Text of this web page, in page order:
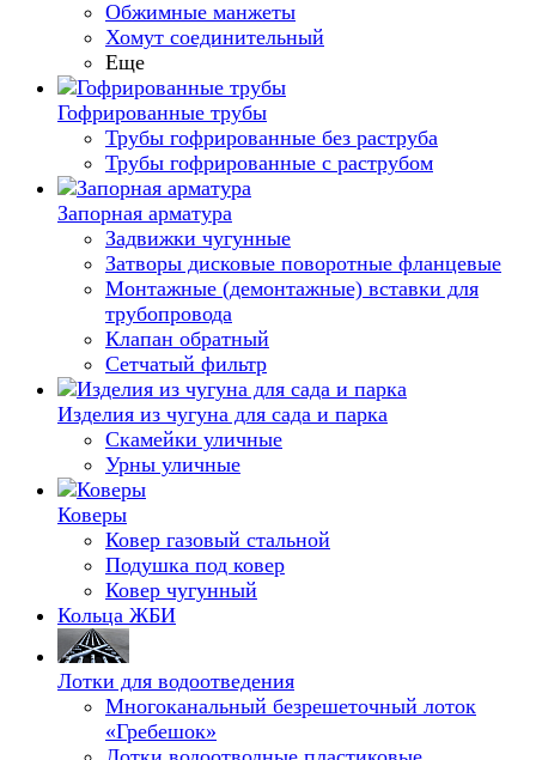
Обжимные манжеты
Хомут соединительный
Еще
Гофрированные трубы
Трубы гофрированные без раструба
Трубы гофрированные с раструбом
Запорная арматура
Задвижки чугунные
Затворы дисковые поворотные фланцевые
Монтажные (демонтажные) вставки для
трубопровода
Клапан обратный
Сетчатый фильтр
Изделия из чугуна для сада и парка
Скамейки уличные
Урны уличные
Коверы
Ковер газовый стальной
Подушка под ковер
Ковер чугунный
Кольца ЖБИ
Лотки для водоотведения
Многоканальный безрешеточный лоток
«Гребешок»